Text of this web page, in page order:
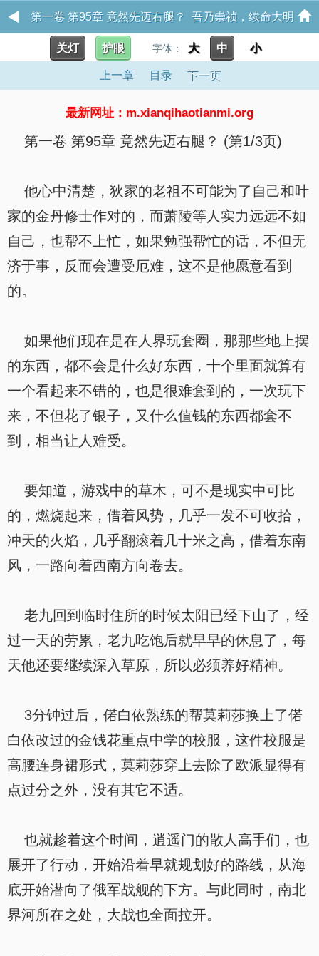
第一卷 第95章 竟然先迈右腿？ 吾乃崇祯，续命大明
关灯 护眼 字体： 大 中 小
上一章 目录 下一页
最新网址：m.xianqihaotianmi.org
第一卷 第95章 竟然先迈右腿？ (第1/3页)
他心中清楚，狄家的老祖不可能为了自己和叶
家的金丹修士作对的，而萧陵等人实力远远不如
自己，也帮不上忙，如果勉强帮忙的话，不但无
济于事，反而会遭受厄难，这不是他愿意看到
的。
如果他们现在是在人界玩套圈，那那些地上摆
的东西，都不会是什么好东西，十个里面就算有
一个看起来不错的，也是很难套到的，一次玩下
来，不但花了银子，又什么值钱的东西都套不
到，相当让人难受。
要知道，游戏中的草木，可不是现实中可比
的，燃烧起来，借着风势，几乎一发不可收拾，
冲天的火焰，几乎翻滚着几十米之高，借着东南
风，一路向着西南方向卷去。
老九回到临时住所的时候太阳已经下山了，经
过一天的劳累，老九吃饱后就早早的休息了，每
天他还要继续深入草原，所以必须养好精神。
3分钟过后，偌白依熟练的帮莫莉莎换上了偌
白依改过的金钱花重点中学的校服，这件校服是
高腰连身裙形式，莫莉莎穿上去除了欧派显得有
点过分之外，没有其它不适。
也就趁着这个时间，逍遥门的散人高手们，也
展开了行动，开始沿着早就规划好的路线，从海
底开始潜向了俄军战舰的下方。与此同时，南北
界河所在之处，大战也全面拉开。